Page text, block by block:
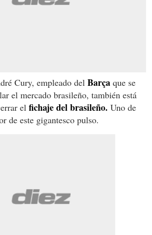
Cury, empleado del Barça que se
el mercado brasileño, también está
el fichaje del brasileño. Uno de
de este gigantesco pulso.